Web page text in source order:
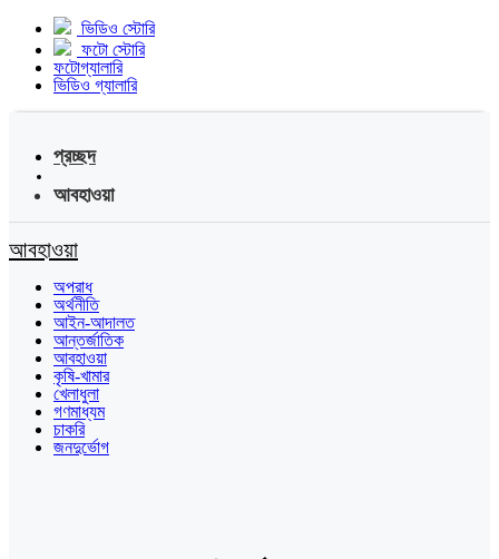
ভিডিও স্টোরি
ফটো স্টোরি
ফটোগ্যালারি
ভিডিও গ্যালারি
প্রচ্ছদ
আবহাওয়া
আবহাওয়া
অপরাধ
অর্থনীতি
আইন-আদালত
আন্তর্জাতিক
আবহাওয়া
কৃষি-খামার
খেলাধুলা
গণমাধ্যম
চাকরি
জনদুর্ভোগ